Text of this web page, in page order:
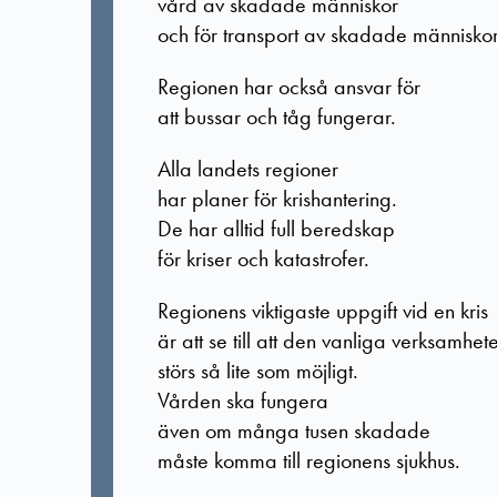
och för transport av skadade
Regionen har också ansvar för
att bussar och tåg fungerar.
Alla landets regioner
har planer för krishantering.
De har alltid full beredskap
för kriser och katastrofer.
Regionens viktigaste uppgift vid en kris
är att se till att den vanliga
störs så lite som möjligt.
Vården ska fungera
även om många tusen skadade
måste komma till regionens sjukhus.